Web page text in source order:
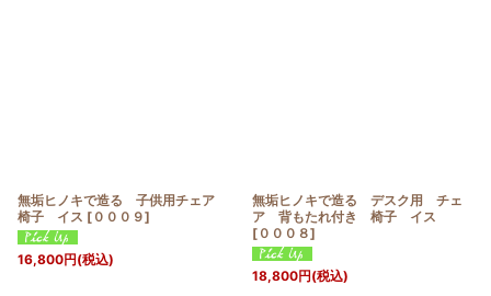
無垢ヒノキで造る 子供用チェア
椅子 イス [ ０００９]
16,800円(税込)
無垢ヒノキで造る デスク用 チェ
ア 背もたれ付き 椅子 イス
[ ０００８]
18,800円(税込)